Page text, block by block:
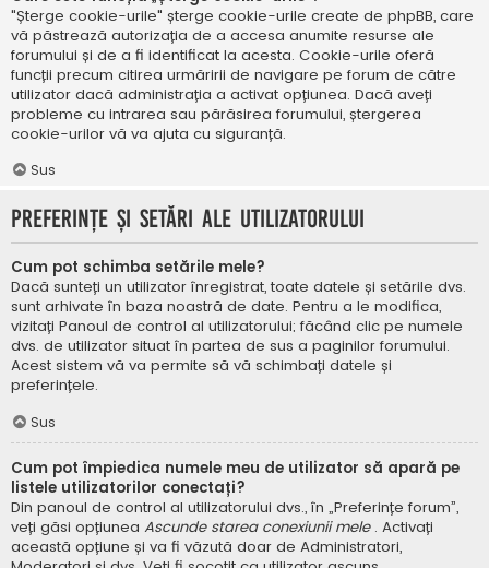
"Șterge cookie-urile" șterge cookie-urile create de phpBB, care
vă păstrează autorizația de a accesa anumite resurse ale
forumului și de a fi identificat la acesta. Cookie-urile oferă
funcții precum citirea urmăririi de navigare pe forum de către
utilizator dacă administrația a activat opțiunea. Dacă aveți
probleme cu intrarea sau părăsirea forumului, ștergerea
cookie-urilor vă va ajuta cu siguranță.
Sus
Preferințe și setări ale utilizatorului
Cum pot schimba setările mele?
Dacă sunteți un utilizator înregistrat, toate datele și setările dvs.
sunt arhivate în baza noastră de date. Pentru a le modifica,
vizitați Panoul de control al utilizatorului; făcând clic pe numele
dvs. de utilizator situat în partea de sus a paginilor forumului.
Acest sistem vă va permite să vă schimbați datele și
preferințele.
Sus
Cum pot împiedica numele meu de utilizator să apară pe
listele utilizatorilor conectați?
Din panoul de control al utilizatorului dvs., în „Preferințe forum”,
veți găsi opțiunea Ascunde starea conexiunii mele . Activați
această opțiune și va fi văzută doar de Administratori,